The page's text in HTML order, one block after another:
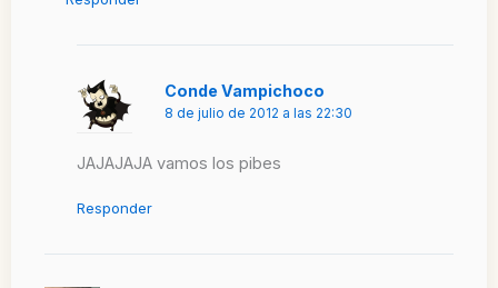
Conde Vampichoco
8 de julio de 2012 a las 22:30
JAJAJAJA vamos los pibes
Responder